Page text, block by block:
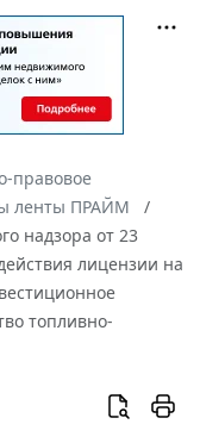
правовое
ленты ПРАЙМ
надзора от 23
лицензии на
топливно-